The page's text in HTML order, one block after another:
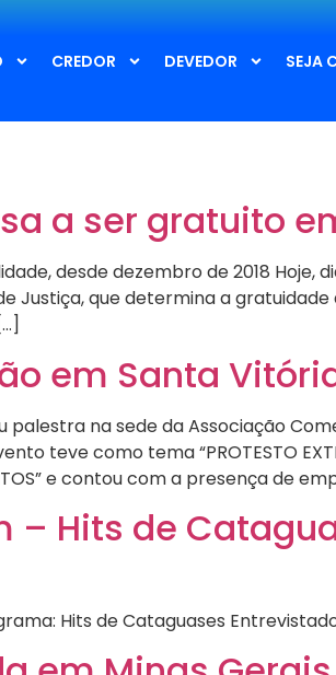
CREDOR DEVEDOR SEJA
a ser gratuito
desde dezembro de 2018 Hoje,
Justiça, que determina a
em Santa
palestra na sede da Associação
teve como tema “PROTESTO
e contou com a presença de
– Hits de
Hits de Cataguases